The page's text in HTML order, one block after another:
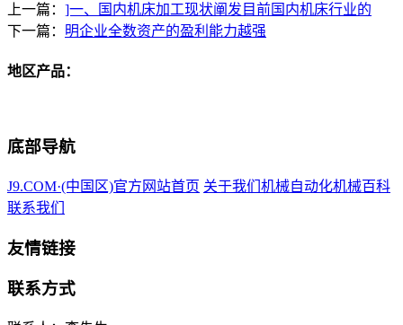
上一篇： ]一、国内机床加工现状阐发目前国内机床行业的
下一篇： 明企业全数资产的盈利能力越强
地区产品：
底部导航
J9.COM·(中国区)官方网站首页 关于我们 机械自动化机械百科
联系我们
友情链接
联系方式